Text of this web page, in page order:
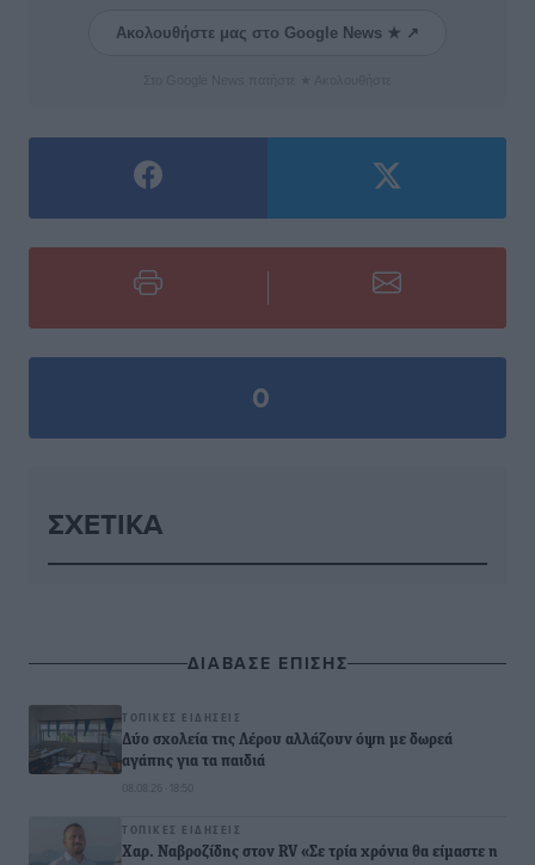
Ακολουθήστε μας στο Google News ★ ↗
0
ΣΧΕΤΙΚΆ
ΔΙΑΒΑΣΕ ΕΠΙΣΗΣ
ΤΟΠΙΚΈΣ ΕΙΔΉΣΕΙΣ
Δύο σχολεία της Λέρου αλλάζουν όψη με δωρεά
αγάπης για τα παιδιά
08.08.26 · 18:50
ΤΟΠΙΚΈΣ ΕΙΔΉΣΕΙΣ
Χαρ. Ναβροζίδης στον RV «Σε τρία χρόνια θα είμαστε η